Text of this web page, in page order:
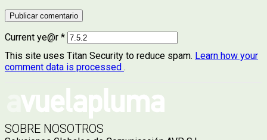
Current ye@r *
This site uses Titan Security to reduce spam. Learn how your
comment data is processed .
SOBRE NOSOTROS